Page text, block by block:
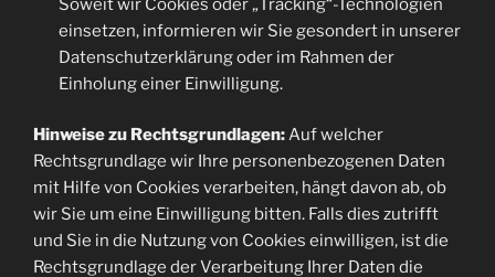
einsetzen, informieren wir Sie gesondert in unserer
Datenschutzerklärung oder im Rahmen der
Einholung einer Einwilligung.
Hinweise zu Rechtsgrundlagen:Auf welcher
Rechtsgrundlage wir Ihre personenbezogenen Daten
mit Hilfe von Cookies verarbeiten, hängt davon ab, ob
wir Sie um eine Einwilligung bitten. Falls dies zutrifft
und Sie in die Nutzung von Cookies einwilligen, ist die
Rechtsgrundlage der Verarbeitung Ihrer Daten die